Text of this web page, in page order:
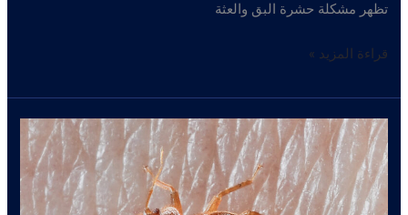
تظهر مشكلة حشرة البق والعثة
اباده
–
كيف
أتخلص
من
حشرات
قراءة المزيد »